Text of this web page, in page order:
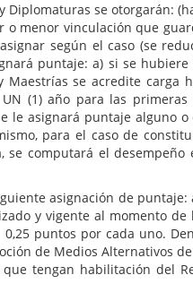
se otorgarán: (hasta
menor vinculación que
según el caso (se
puntaje: a) si se
se acredite carga
(1) año para las
le asignará puntaje
para el caso de
computará el
de puntaje: a)
y vigente al momento
puntos por cada uno.
de Medios Alternativos
tengan habilitación del